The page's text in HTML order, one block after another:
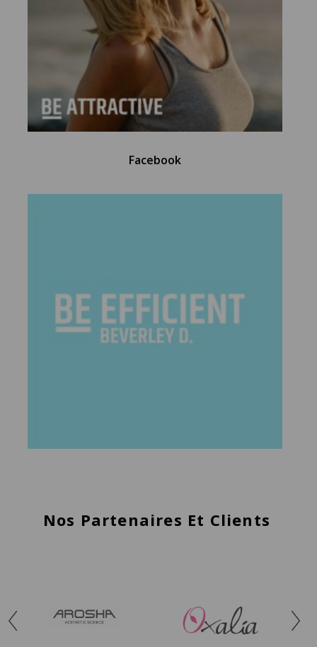
Facebook
Nos Partenaires Et Clients